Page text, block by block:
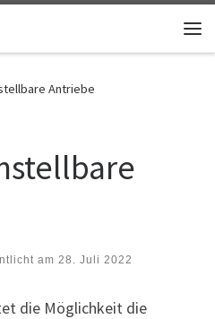
Antriebe
am 28. Juli 2022
die Möglichkeit die